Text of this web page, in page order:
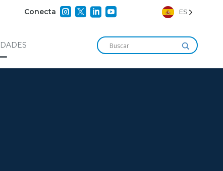
Conecta     ES